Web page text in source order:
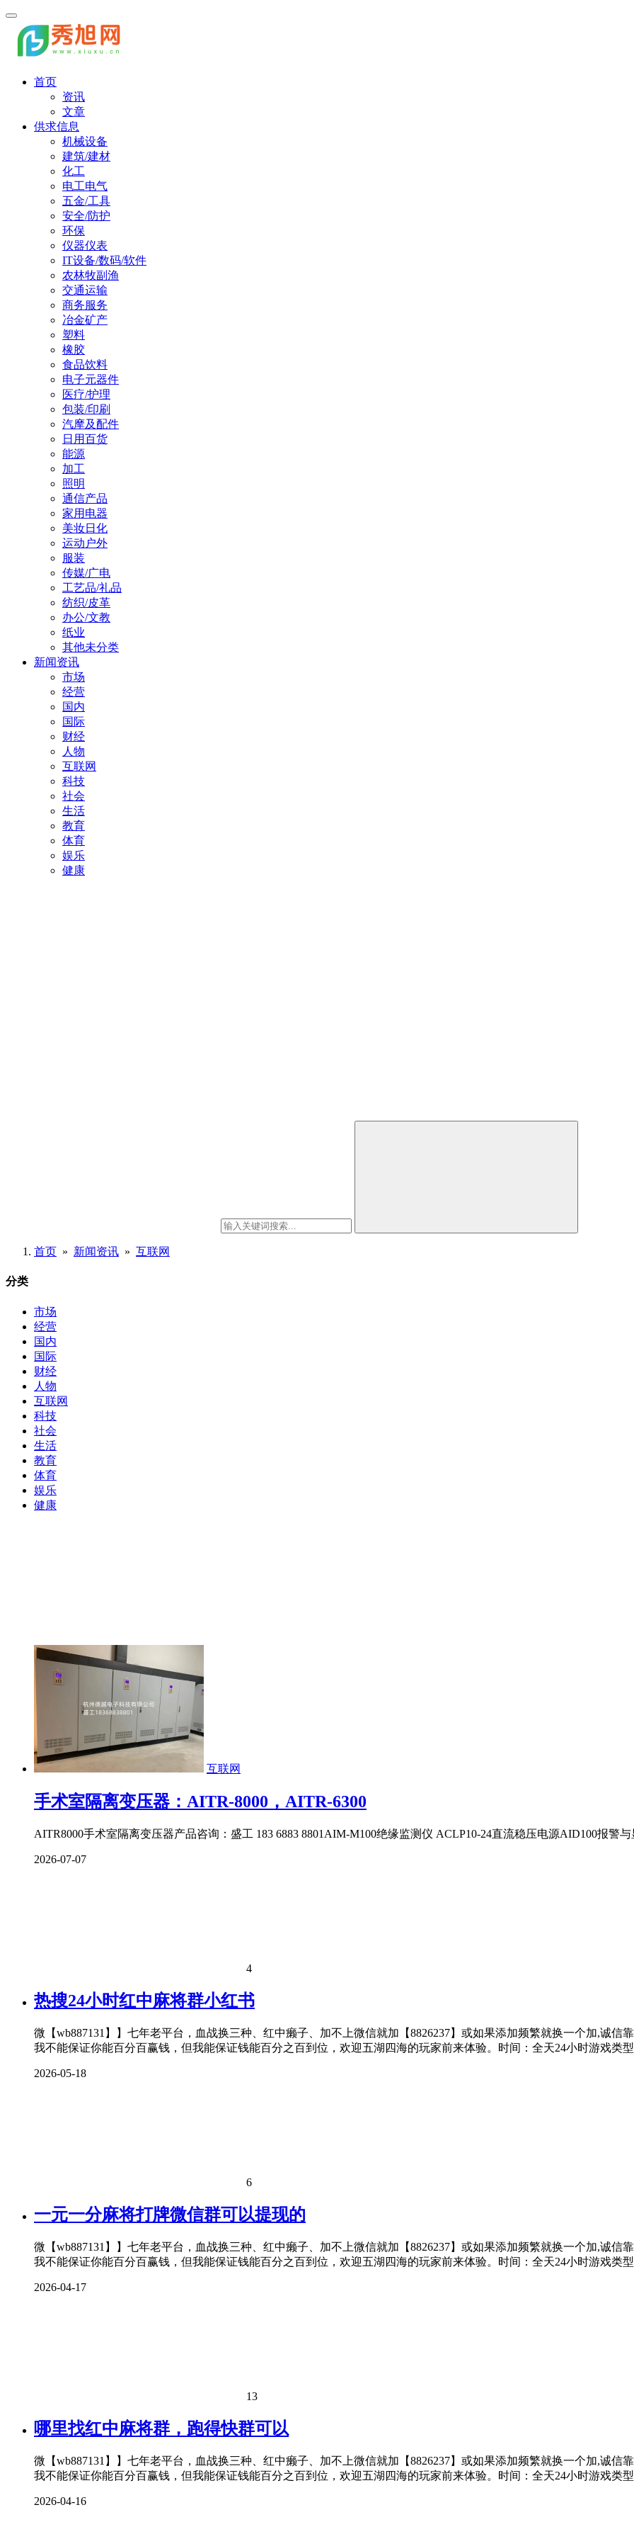
首页
资讯
文章
供求信息
机械设备
建筑/建材
化工
电工电气
五金/工具
安全/防护
环保
仪器仪表
IT设备/数码/软件
农林牧副渔
交通运输
商务服务
冶金矿产
塑料
橡胶
食品饮料
电子元器件
医疗/护理
包装/印刷
汽摩及配件
日用百货
能源
加工
照明
通信产品
家用电器
美妆日化
运动户外
服装
传媒/广电
工艺品/礼品
纺织/皮革
办公/文教
纸业
其他未分类
新闻资讯
市场
经营
国内
国际
财经
人物
互联网
科技
社会
生活
教育
体育
娱乐
健康
首页 » 新闻资讯 » 互联网
分类
市场
经营
国内
国际
财经
人物
互联网
科技
社会
生活
教育
体育
娱乐
健康
互联网
手术室隔离变压器：AITR-8000，AITR-6300
AITR8000手术室隔离变压器产品咨询：盛工 183 6883 8801AIM-M100绝缘监测仪​ ACLP10-24直流稳压电源​AID100报警
2026-07-07
4
热搜24小时红中麻将群小红书
微【wb887131】】七年老平台，血战换三种、红中癞子、加不上微信就加【8826237】或如果添加频繁就换一个加,诚信
我不能保证你能百分百赢钱，但我能保证钱能百分之百到位，欢迎五湖四海的玩家前来体验。时间：全天24小时游戏类
2026-05-18
6
一元一分麻将打牌微信群可以提现的
微【wb887131】】七年老平台，血战换三种、红中癞子、加不上微信就加【8826237】或如果添加频繁就换一个加,诚信
我不能保证你能百分百赢钱，但我能保证钱能百分之百到位，欢迎五湖四海的玩家前来体验。时间：全天24小时游戏类
2026-04-17
13
哪里找红中麻将群，跑得快群可以
微【wb887131】】七年老平台，血战换三种、红中癞子、加不上微信就加【8826237】或如果添加频繁就换一个加,诚信
我不能保证你能百分百赢钱，但我能保证钱能百分之百到位，欢迎五湖四海的玩家前来体验。时间：全天24小时游戏类
2026-04-16